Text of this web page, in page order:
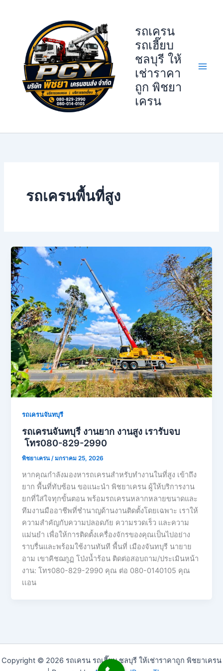
รถเครน
รถเฮี๊ยบ
ชลบุรี ให้
เช่าราคา
ถูก พิชยา
เครน
รถเครนพื้นที่สูง
รถเครนจันทบุรี
รถเครนจันทบุรี งานยาก งานสูง เรารับจบ
โทร080-829-2990
พิชยาเครน/มกราคม 25, 2026
หากคุณกำลังมองหารถเครนสำหรับทำงานในที่สูง เข้าถึง
ยาก พื้นที่ทับซ้อน ขอแนะนำ พิชยาเครน ผู้ให้บริการงาน
ยกที่ใส่ใจทุกขั้นตอน พร้อมรถเครนหลากหลายขนาดและ
ทีมงานมืออาชีพที่ชำนาญด้านงานติดตั้งโดยเฉพาะ เราให้
ความสำคัญกับความปลอดภัย ความรวดเร็ว และความ
แม่นยำ เพื่อให้การติดตั้งเครื่องจักรของคุณเป็นไปอย่าง
ราบรื่นและพร้อมใช้งานทันที พื้นที่ เมืองจันทบุรี นายาย
อาม เขาคิชฌกูฏ โป่งน้ำร้อน ติดต่อสอบถาม/ประเมินหน้า
งาน: โทร080-829-2990 คุณ ต่อ 080-0140105 คุณ
เเอน
Copyright © 2026 รถเครน รถเฮี๊ยบ ชลบุรี ให้เช่าราคาถูก พิชยาเครน